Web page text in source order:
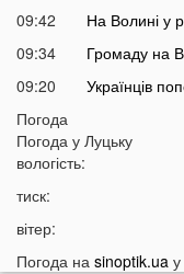
09:42
На Волині у
09:34
Громаду на
09:20
Українців
09:05
вважався
21:32
20:21
Ці продукти
Погода
Погода у Луцьку
вологість:
тиск:
вітер:
Погода на sinoptik.ua